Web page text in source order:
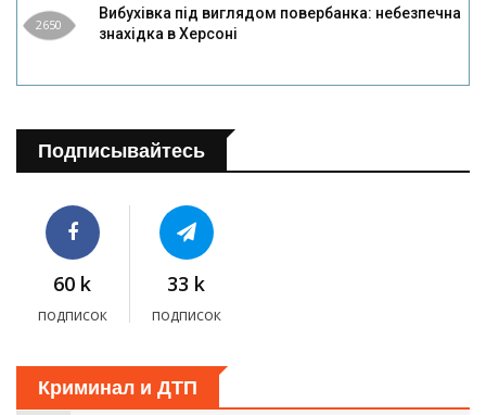
2650
Вибухівка під виглядом повербанка: небезпечна
знахідка в Херсоні
Подписывайтесь
60 k
подписок
33 k
подписок
Криминал и ДТП